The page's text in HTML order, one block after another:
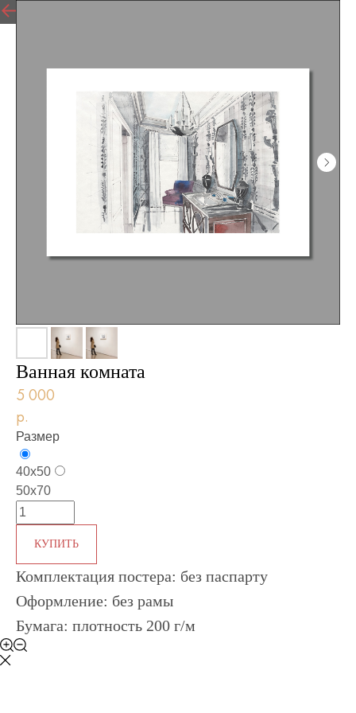
Ванная комната
5 000
р.
Размер
40х50
50х70
КУПИТЬ
Комплектация постера: без паспарту
Оформление: без рамы
Бумага: плотность 200 г/м